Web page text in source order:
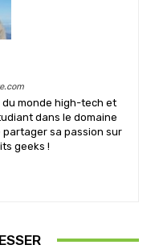
monde high-tech et
dans le domaine
partager sa passion sur
geeks !